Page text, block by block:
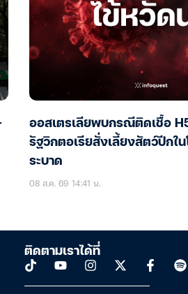
ออสเตรเลียพบกรณีติดเชื้อ
รัฐวิกตอเรียสั่งเลี้ยงสัตว์ปีกใน
ระบาด
08 ส.ค. 69 14:41 น.
ติดตามเราได้ที่